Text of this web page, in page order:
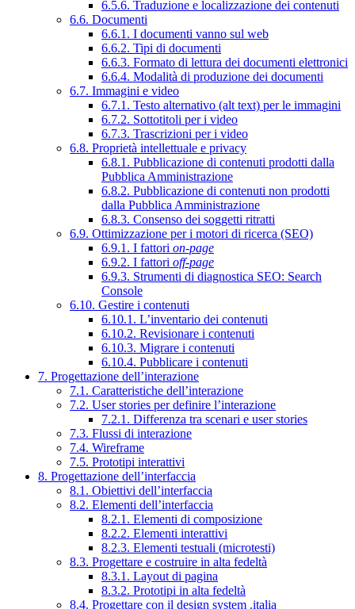
6.5.6. Traduzione e localizzazione dei contenuti
6.6. Documenti
6.6.1. I documenti vanno sul web
6.6.2. Tipi di documenti
6.6.3. Formato di lettura dei documenti elettronici
6.6.4. Modalità di produzione dei documenti
6.7. Immagini e video
6.7.1. Testo alternativo (alt text) per le immagini
6.7.2. Sottotitoli per i video
6.7.3. Trascrizioni per i video
6.8. Proprietà intellettuale e privacy
6.8.1. Pubblicazione di contenuti prodotti dalla
Pubblica Amministrazione
6.8.2. Pubblicazione di contenuti non prodotti
dalla Pubblica Amministrazione
6.8.3. Consenso dei soggetti ritratti
6.9. Ottimizzazione per i motori di ricerca (SEO)
6.9.1. I fattori on-page
6.9.2. I fattori off-page
6.9.3. Strumenti di diagnostica SEO: Search
Console
6.10. Gestire i contenuti
6.10.1. L’inventario dei contenuti
6.10.2. Revisionare i contenuti
6.10.3. Migrare i contenuti
6.10.4. Pubblicare i contenuti
7. Progettazione dell’interazione
7.1. Caratteristiche dell’interazione
7.2. User stories per definire l’interazione
7.2.1. Differenza tra scenari e user stories
7.3. Flussi di interazione
7.4. Wireframe
7.5. Prototipi interattivi
8. Progettazione dell’interfaccia
8.1. Obiettivi dell’interfaccia
8.2. Elementi dell’interfaccia
8.2.1. Elementi di composizione
8.2.2. Elementi interattivi
8.2.3. Elementi testuali (microtesti)
8.3. Progettare e costruire in alta fedeltà
8.3.1. Layout di pagina
8.3.2. Prototipi in alta fedeltà
8.4. Progettare con il design system .italia